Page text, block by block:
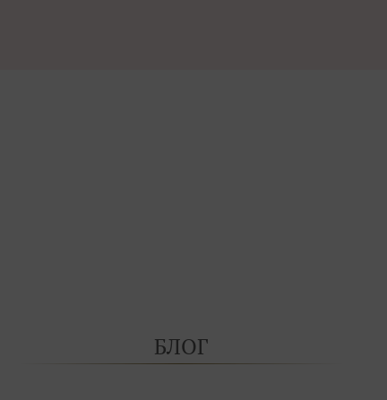
БЛОГ